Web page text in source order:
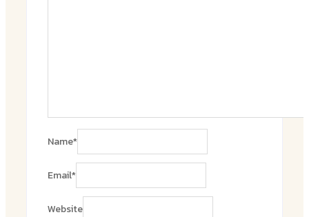
Name*
Email*
Website